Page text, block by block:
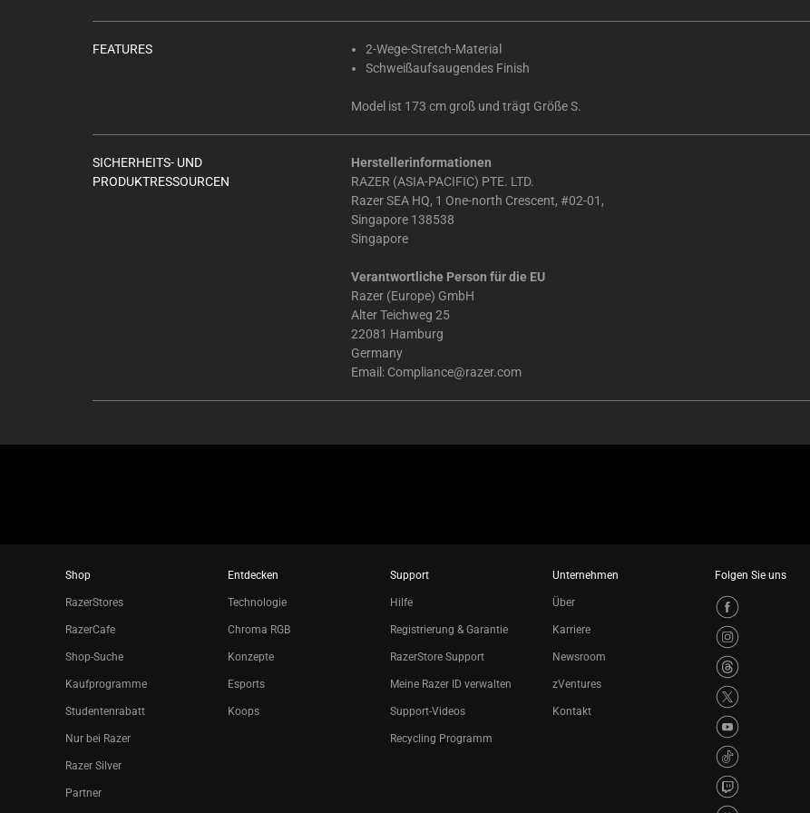
FEATURES
2-Wege-Stretch-Material
Schweißaufsaugendes Finish
Model ist 173 cm groß und trägt Größe S.
SICHERHEITS- UND
PRODUKTRESSOURCEN
Herstellerinformationen
RAZER (ASIA-PACIFIC) PTE. LTD.
Razer SEA HQ, 1 One-north Crescent, #02-01,
Singapore 138538
Singapore
Verantwortliche Person für die EU
Razer (Europe) GmbH
Alter Teichweg 25
22081 Hamburg
Germany
Email: Compliance@razer.com
Shop
RazerStores
RazerCafe
Shop-Suche
Kaufprogramme
Studentenrabatt
Nur bei Razer
Razer Silver
Partner
Entdecken
Technologie
Chroma RGB
Konzepte
Esports
Koops
Support
Hilfe
Registrierung & Garantie
RazerStore Support
Meine Razer ID verwalten
Support-Videos
Recycling Programm
Unternehmen
Über
Karriere
Newsroom
zVentures
Kontakt
Folgen Sie uns